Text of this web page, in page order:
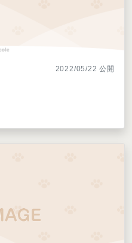
2022/05/22 公開